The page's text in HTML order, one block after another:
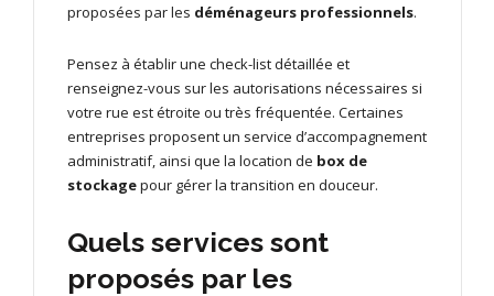
proposées par les déménageurs professionnels.
Pensez à établir une check-list détaillée et
renseignez-vous sur les autorisations nécessaires si
votre rue est étroite ou très fréquentée. Certaines
entreprises proposent un service d’accompagnement
administratif, ainsi que la location de box de
stockagepour gérer la transition en douceur.
Quels services sont
proposés par les